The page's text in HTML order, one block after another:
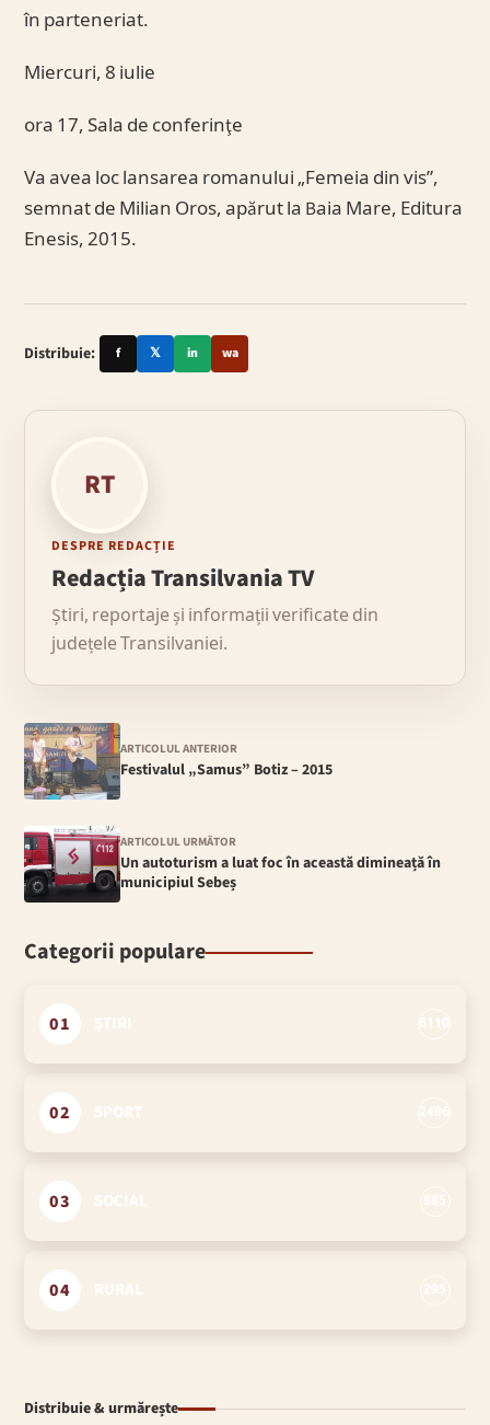
în parteneriat.
Miercuri, 8 iulie
ora 17, Sala de conferinţe
Va avea loc lansarea romanului „Femeia din vis”,
semnat de Milian Oros, apărut la Baia Mare, Editura
Enesis, 2015.
Distribuie: f 𝕏 in wa
RT
DESPRE REDACȚIE
Redacția Transilvania TV
Știri, reportaje și informații verificate din
județele Transilvaniei.
ARTICOLUL ANTERIOR
Festivalul „Samus” Botiz – 2015
ARTICOLUL URMĂTOR
Un autoturism a luat foc în această dimineață în
municipiul Sebeș
Categorii populare
01
02
03
04
Distribuie & urmărește